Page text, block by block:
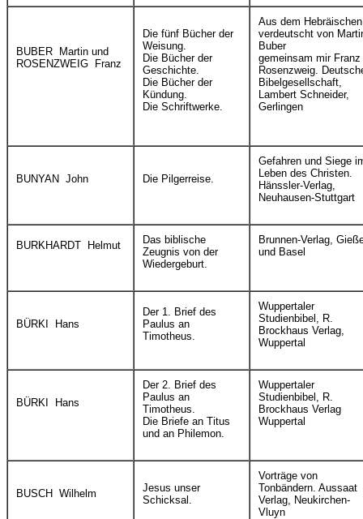
BUBER Martin und
ROSENZWEIG Franz
Die fünf Bücher der
Weisung.
Die Bücher der
Geschichte.
Die Bücher der
Kündung.
Die Schriftwerke.
Aus dem Hebräischen
verdeutscht von
Buber
gemeinsam mir Franz
Rosenzweig.
Bibelgesellschaft,
Lambert Schneider,
Gerlingen
BUNYAN John Die Pilgerreise.
Gefahren und Siege
Leben des Christen.
Hänssler-Verlag,
Neuhausen-Stuttgart
BURKHARDT Helmut
Das biblische
Zeugnis von der
Wiedergeburt.
Brunnen-Verlag,
und Basel
BÜRKI Hans
Der 1. Brief des
Paulus an
Timotheus.
Wuppertaler
Studienbibel, R.
Brockhaus Verlag,
Wuppertal
BÜRKI Hans
Der 2. Brief des
Paulus an
Timotheus.
Die Briefe an Titus
und an Philemon.
Wuppertaler
Studienbibel, R.
Brockhaus Verlag
Wuppertal
BUSCH Wilhelm
Jesus unser
Schicksal.
Vorträge von
Tonbändern. Aussaat
Verlag, Neukirchen-
Vluyn